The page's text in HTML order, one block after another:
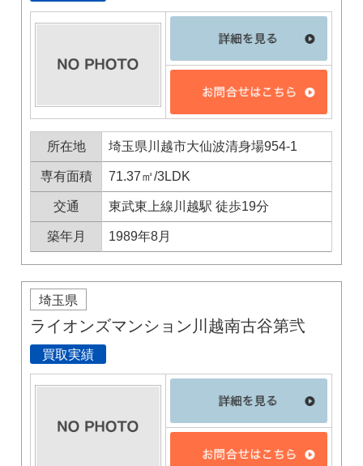
所在地 埼玉県川越市大仙波清身場954-1
専有面積 71.37㎡/3LDK
交通 東武東上線川越駅 徒歩19分
築年月 1989年8月
埼玉県
ライオンズマンション川越南古谷第弐
買取実績